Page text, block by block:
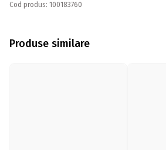
Cod produs: 100183760
Produse similare